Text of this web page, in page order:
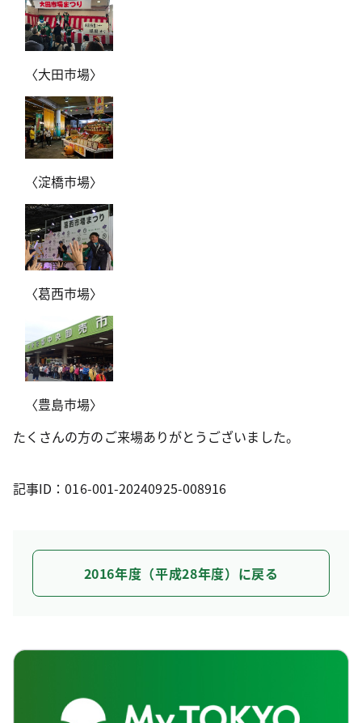
〈大田市場〉
〈淀橋市場〉
〈葛西市場〉
〈豊島市場〉
たくさんの方のご来場ありがとうございました。
記事ID：016-001-20240925-008916
2016年度（平成28年度）に戻る